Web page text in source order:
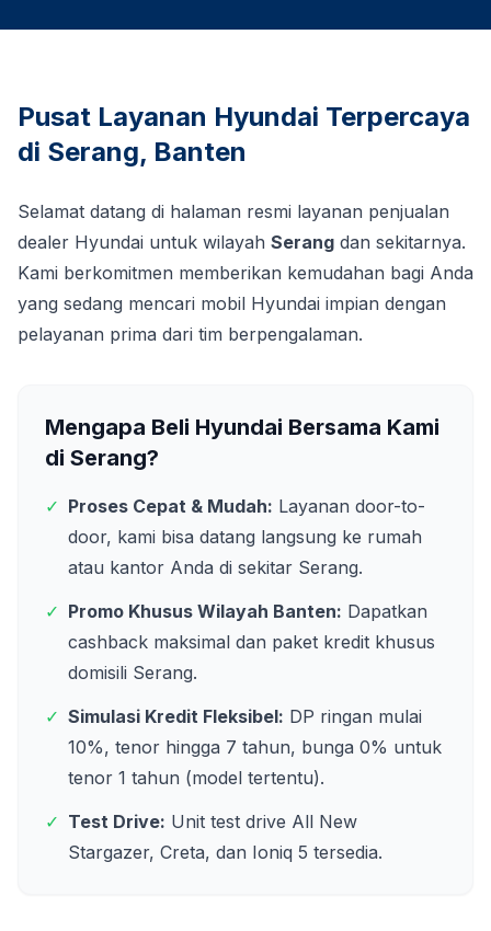
Pusat Layanan Hyundai Terpercaya
di Serang, Banten
Selamat datang di halaman resmi layanan penjualan
dealer Hyundai untuk wilayah Serang dan sekitarnya.
Kami berkomitmen memberikan kemudahan bagi Anda
yang sedang mencari mobil Hyundai impian dengan
pelayanan prima dari tim berpengalaman.
Mengapa Beli Hyundai Bersama Kami
di Serang?
✓ Proses Cepat & Mudah: Layanan door-to-
door, kami bisa datang langsung ke rumah
atau kantor Anda di sekitar Serang.
✓ Promo Khusus Wilayah Banten: Dapatkan
cashback maksimal dan paket kredit khusus
domisili Serang.
✓ Simulasi Kredit Fleksibel: DP ringan mulai
10%, tenor hingga 7 tahun, bunga 0% untuk
tenor 1 tahun (model tertentu).
✓ Test Drive: Unit test drive All New
Stargazer, Creta, dan Ioniq 5 tersedia.